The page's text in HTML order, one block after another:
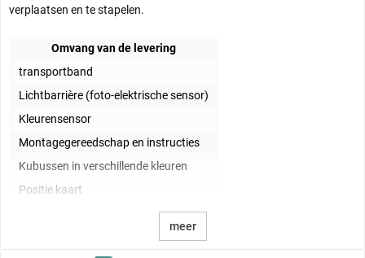
verplaatsen en te stapelen.
Omvang van de levering
transportband
Lichtbarrière (foto-elektrische sensor)
Kleurensensor
Montagegereedschap en instructies
Kubussen in verschillende kleuren
Positie kaart
meer